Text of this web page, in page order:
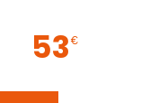
53 €